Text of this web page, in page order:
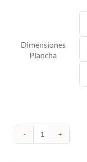
Dimensiones
Plancha
Plancha